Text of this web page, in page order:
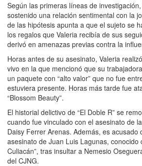
Según las primeras líneas de
sostenido una relación sentimental con la
de las hipótesis apunta a que el sujeto se
los regalos que Valeria recibía de sus
derivó en amenazas previas contra la
Horas antes de su asesinato, Valeria
vivo en la que mencionó que su
un paquete con “alto valor” que no fue
estuviera presente. Horas más tarde fue
“Blossom Beauty”.
El historial delictivo de “El Doble R” se
cuando fue vinculado con el asesinato de
Daisy Ferrer Arenas. Además, es acusado
asesinato de Juan Luis Lagunas, conocido
Culiacán”, tras insultar a Nemesio
del CJNG.